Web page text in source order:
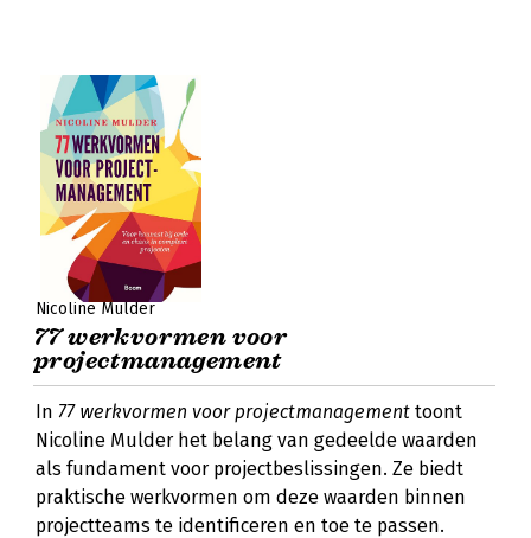
Nicoline Mulder
77 werkvormen voor
projectmanagement
In 77 werkvormen voor projectmanagement toont
Nicoline Mulder het belang van gedeelde waarden
als fundament voor projectbeslissingen. Ze biedt
praktische werkvormen om deze waarden binnen
projectteams te identificeren en toe te passen.